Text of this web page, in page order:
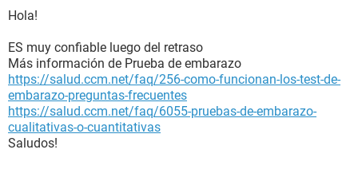
Hola!
ES muy confiable luego del retraso
Más información de Prueba de embarazo
https://salud.ccm.net/faq/256-como-funcionan-los-test-de-
embarazo-preguntas-frecuentes
https://salud.ccm.net/faq/6055-pruebas-de-embarazo-
cualitativas-o-cuantitativas
Saludos!